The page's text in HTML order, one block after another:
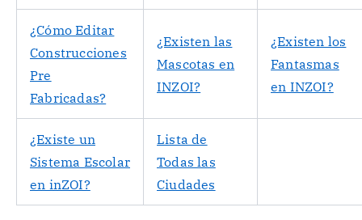
¿Cómo Editar
Construcciones
Pre
Fabricadas?
¿Existen las
Mascotas en
INZOI?
¿Existen los
Fantasmas
en INZOI?
¿Existe un
Sistema Escolar
en inZOI?
Lista de
Todas las
Ciudades